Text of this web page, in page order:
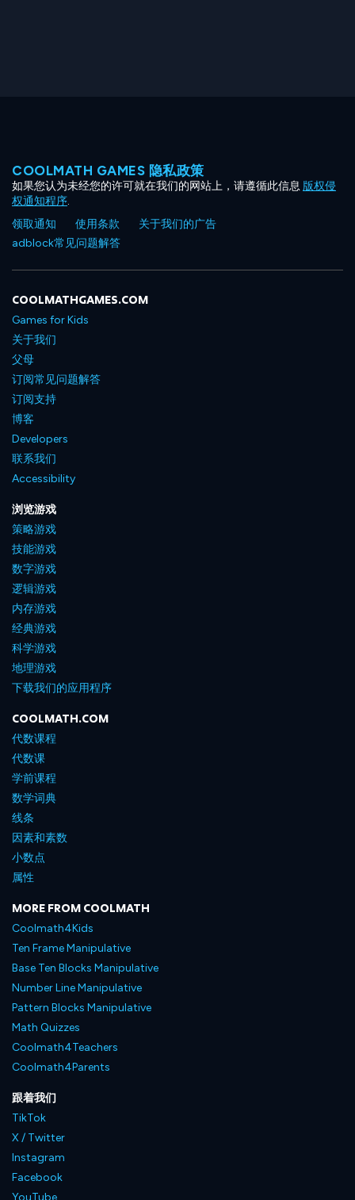
COOLMATH GAMES 隐私政策
如果您认为未经您的许可就在我们的网站上，请遵循此信息版权侵
权通知程序.
领取通知
使用条款
关于我们的广告
adblock常见问题解答
COOLMATHGAMES.COM
Games for Kids
关于我们
父母
订阅常见问题解答
订阅支持
博客
Developers
联系我们
Accessibility
浏览游戏
策略游戏
技能游戏
数字游戏
逻辑游戏
内存游戏
经典游戏
科学游戏
地理游戏
下载我们的应用程序
COOLMATH.COM
代数课程
代数课
学前课程
数学词典
线条
因素和素数
小数点
属性
MORE FROM COOLMATH
Coolmath4Kids
Ten Frame Manipulative
Base Ten Blocks Manipulative
Number Line Manipulative
Pattern Blocks Manipulative
Math Quizzes
Coolmath4Teachers
Coolmath4Parents
跟着我们
TikTok
X / Twitter
Instagram
Facebook